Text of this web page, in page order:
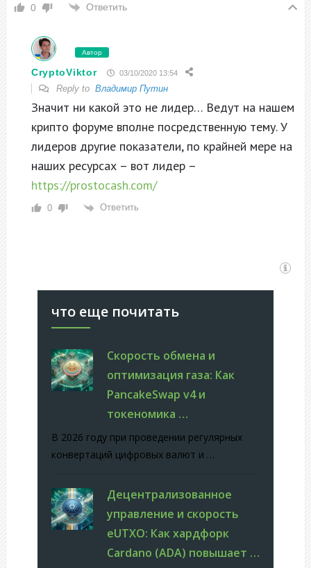
0 Ответить
Автор
CryptoViktor 03/10/2020 13:54
Reply to Владимир Путин
Значит ни какой это не лидер… Ведут на нашем
крипто форуме вполне посредственную тему. У
лидеров другие показатели, по крайней мере на
наших ресурсах – вот лидер –
https://prostocash.com/
0 Ответить
что еще почитать
Скорость обмена и
оптимизация газа: Как
PancakeSwap v4 и
токеномика …
В 2026 году при проведении регулярных
конвертаций цифровых валют и …
Децентрализованное
управление и скорость
eUTXO: Как хардфорк
Cardano (ADA) повышает …